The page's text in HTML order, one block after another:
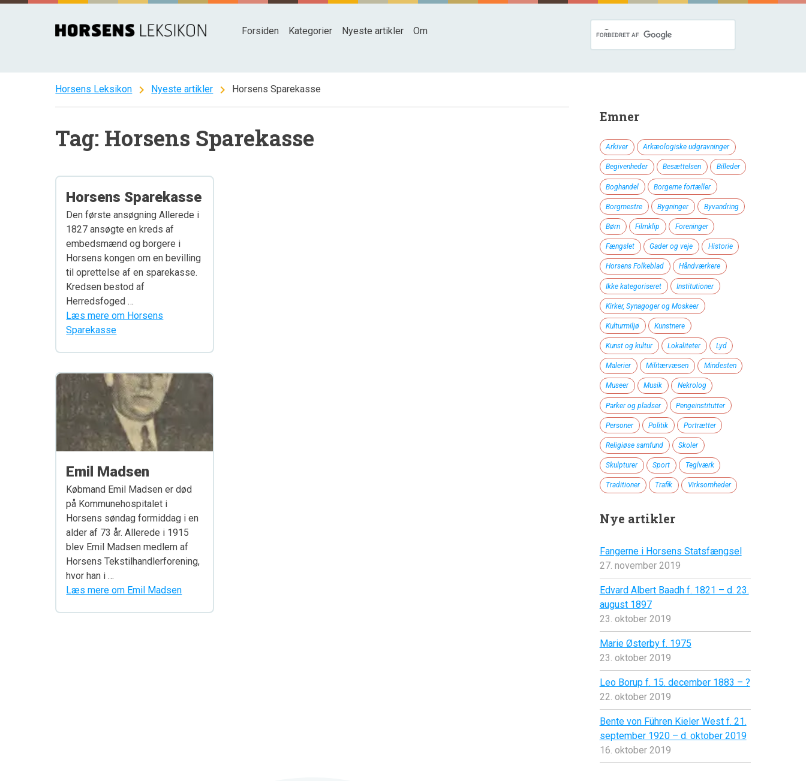
Spring
Forsiden Kategorier Nyeste artikler Om
Horsens Leksikon chevron_right Nyeste artikler chevron_right Horsens Sparekasse
Tag: Horsens Sparekasse
Horsens Sparekasse
Den første ansøgning Allerede i
1827 ansøgte en kreds af
embedsmænd og borgere i
Horsens kongen om en bevilling
til oprettelse af en sparekasse.
Kredsen bestod af
Herredsfoged …
Læs mere om Horsens
Sparekasse
Emil Madsen
Købmand Emil Madsen er død
på Kommunehospitalet i
Horsens søndag formiddag i en
alder af 73 år. Allerede i 1915
blev Emil Madsen medlem af
Horsens Tekstilhandlerforening,
hvor han i …
Læs mere om Emil Madsen
Emner
Arkiver Arkæologiske udgravninger
Begivenheder Besættelsen Billeder
Boghandel Borgerne fortæller
Borgmestre Bygninger Byvandring
Børn Filmklip Foreninger
Fængslet Gader og veje Historie
Horsens Folkeblad Håndværkere
Ikke kategoriseret Institutioner
Kirker, Synagoger og Moskeer
Kulturmiljø Kunstnere
Kunst og kultur Lokaliteter Lyd
Malerier Militærvæsen Mindesten
Museer Musik Nekrolog
Parker og pladser Pengeinstitutter
Personer Politik Portrætter
Religiøse samfund Skoler
Skulpturer Sport Teglværk
Traditioner Trafik Virksomheder
Nye artikler
Fangerne i Horsens Statsfængsel
27. november 2019
Edvard Albert Baadh f. 1821 – d. 23.
august 1897
23. oktober 2019
Marie Østerby f. 1975
23. oktober 2019
Leo Borup f. 15. december 1883 – ?
22. oktober 2019
Bente von Führen Kieler West f. 21.
september 1920 – d. oktober 2019
16. oktober 2019